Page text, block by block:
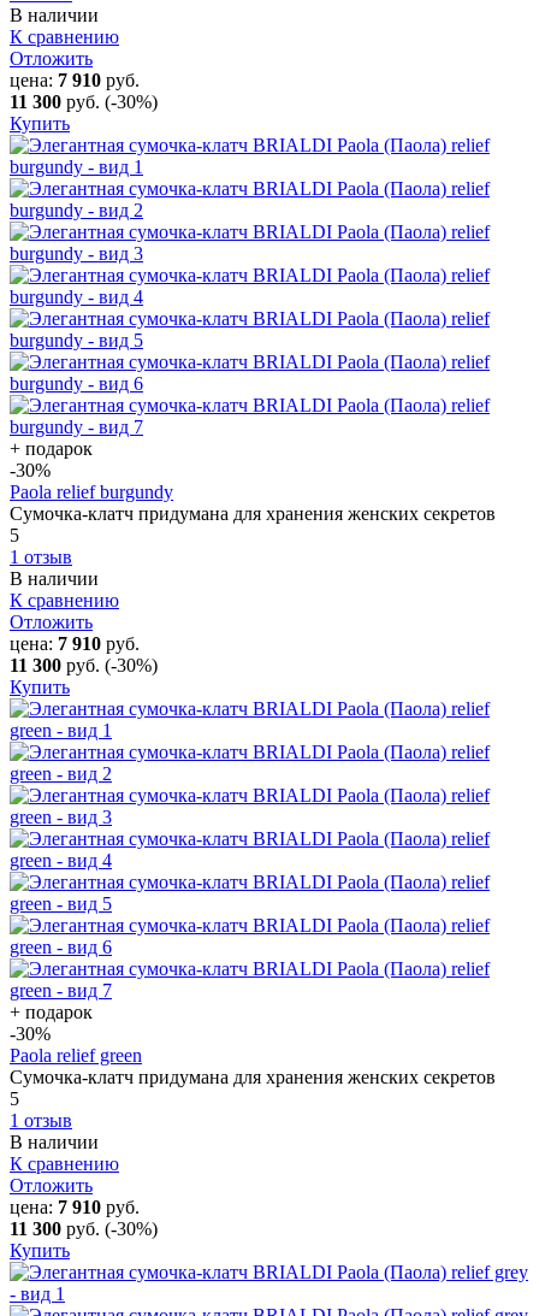
В наличии
К сравнению
Отложить
цена: 7 910 руб.
11 300 руб. (-30%)
Купить
+ подарок
-30%
Paola relief burgundy
Сумочка-клатч придумана для хранения женских секретов
5
1 отзыв
В наличии
К сравнению
Отложить
цена: 7 910 руб.
11 300 руб. (-30%)
Купить
+ подарок
-30%
Paola relief green
Сумочка-клатч придумана для хранения женских секретов
5
1 отзыв
В наличии
К сравнению
Отложить
цена: 7 910 руб.
11 300 руб. (-30%)
Купить